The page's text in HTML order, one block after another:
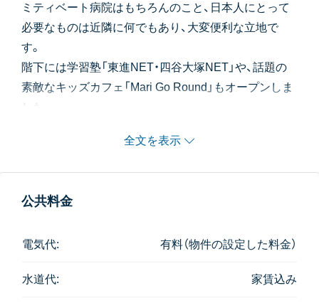
ミティベート病院はもちろんのこと、日本人にとって
必要なものは近隣に何でもあり、大変便利な立地で
す。
階下には学習塾「東進NET・四谷大塚NET」や、話題の
素敵なキッズカフェ「Mari Go Round」もオープンしま
した。
日本人子弟も多いAmerican School of Bangkokもすぐ
ッチンからリビングを見渡せるつくりです。
3Bedroomタイプ以外はバスタブがありませんが、その
います。
全文を表示
公共料金
電気代: 有料（物件の設定した料金）
水道代: 家賃込み